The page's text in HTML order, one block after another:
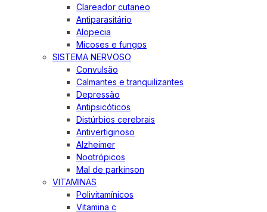
Clareador cutaneo
Antiparasitário
Alopecia
Micoses e fungos
SISTEMA NERVOSO
Convulsão
Calmantes e tranquilizantes
Depressão
Antipsicóticos
Distúrbios cerebrais
Antivertiginoso
Alzheimer
Nootrópicos
Mal de parkinson
VITAMINAS
Polivitamínicos
Vitamina c